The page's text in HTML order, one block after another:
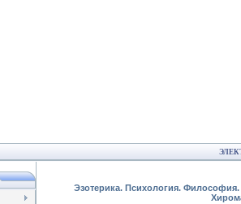
Эзотерика. Психология.